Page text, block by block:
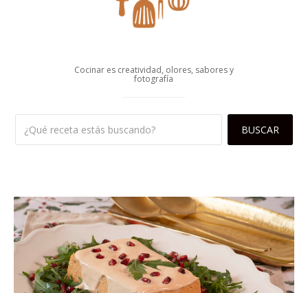
Cocinar es creatividad, olores, sabores y
fotografía